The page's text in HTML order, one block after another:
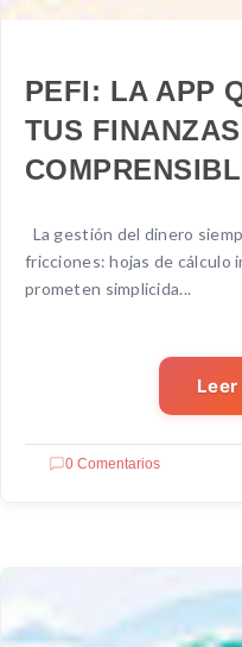
PEFI: LA APP
TUS
La gestión del dinero
fricciones: hojas de cálculo
prometen simplicida...
0 Comentarios